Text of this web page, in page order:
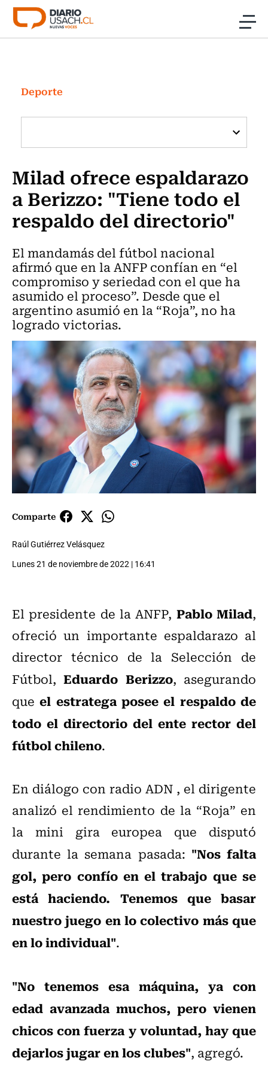
Click acá para ir directamente al contenido
Investigación
Cultura
Programas Radio y TV Usach
Deporte
Milad ofrece espaldarazo
a Berizzo: "Tiene todo el
respaldo del directorio"
El mandamás del fútbol nacional
afirmó que en la ANFP confían en “el
compromiso y seriedad con el que ha
asumido el proceso”. Desde que el
argentino asumió en la “Roja”, no ha
logrado victorias.
Comparte
Raúl Gutiérrez Velásquez
Lunes 21 de noviembre de 2022 | 16:41
El presidente de la ANFP, Pablo Milad,
ofreció un importante espaldarazo al
director técnico de la Selección de
Fútbol,Eduardo Berizzo, asegurando
queel estratega posee el respaldo de
todo el directorio del ente rector del
fútbol chileno.
En diálogo con radio ADN , el dirigente
analizó el rendimiento de la “Roja” en
la mini gira europea que disputó
durante la semana pasada: "Nos falta
gol, pero confío en el trabajo que se
está haciendo. Tenemos que basar
nuestro juego en lo colectivo más que
en lo individual".
"No tenemos esa máquina, ya con
edad avanzada muchos, pero vienen
chicos con fuerza y voluntad, hay que
dejarlos jugar en los clubes", agregó.